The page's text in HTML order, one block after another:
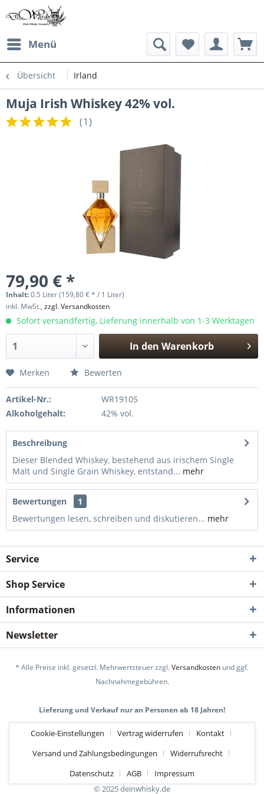
Menü
Übersicht Irland
Muja Irish Whiskey 42% vol.
(1)
79,90 € *
Inhalt:0.5 Liter (159,80 € * / 1 Liter)
inkl. MwSt., zzgl. Versandkosten
Sofort versandfertig, Lieferung innerhalb von 1-3 Werktagen
In den Warenkorb
Merken Bewerten
Artikel-Nr.:
WR19105
Alkoholgehalt:
42% vol.
Beschreibung
Dieser Blended Whiskey, bestehend aus irischem Single
Malt und Single Grain Whiskey, entstand... mehr
Bewertungen
1
Bewertungen lesen, schreiben und diskutieren... mehr
Service
Shop Service
Informationen
Newsletter
* Alle Preise inkl. gesetzl. Mehrwertsteuer zzgl.Versandkosten und ggf.
Nachnahmegebühren.
Lieferung und Verkauf nur an Personen ab 18 Jahren!
Cookie-Einstellungen Vertrag widerrufen
Kontakt
Versand und Zahlungsbedingungen
Widerrufsrecht
Datenschutz
AGB
Impressum
© 2025 deinwhisky.de